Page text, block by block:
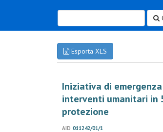
Esporta XLS
Iniziativa di
interventi umanitari in
protezione
AID 011242/01/1